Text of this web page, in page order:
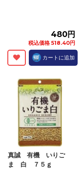
480円
税込価格 518.40円
カートに追加
真誠 有機 いりご
ま 白 ７５ｇ